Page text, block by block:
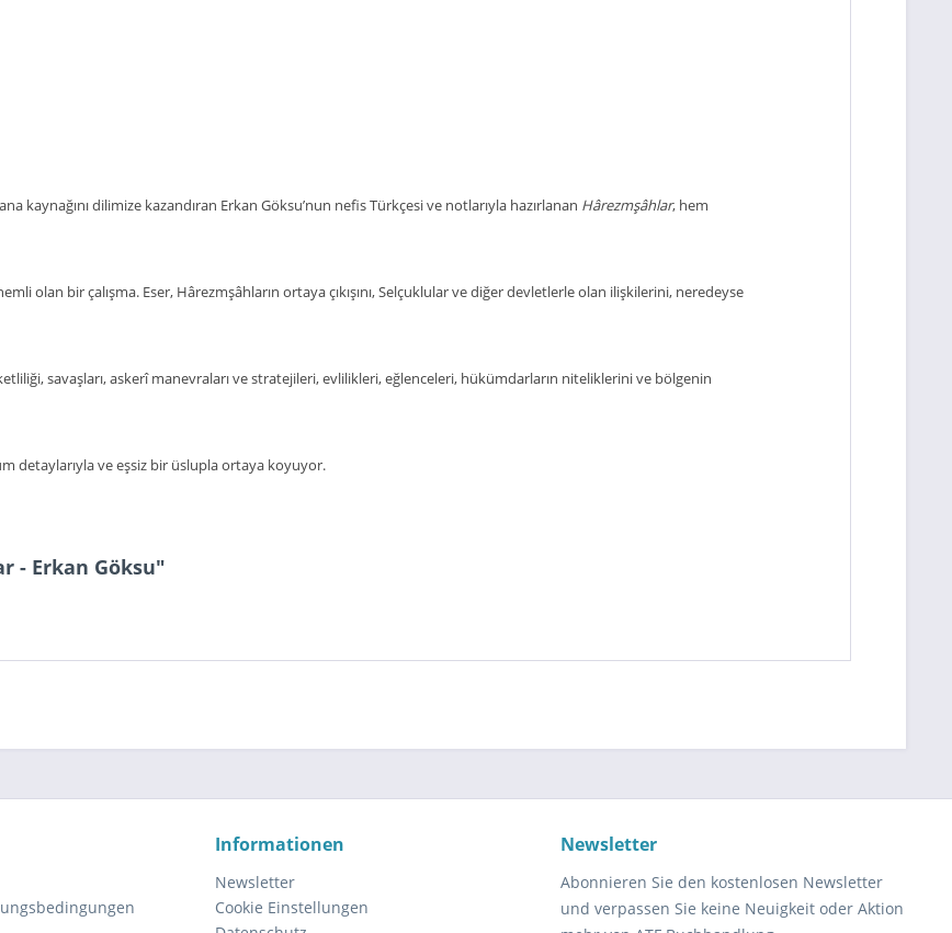
kaynağını dilimize kazandıran Erkan Göksu’nun nefis Türkçesi ve notlarıyla hazırlanan Hârezmşâhlar, hem
olan bir çalışma. Eser, Hârezmşâhların ortaya çıkışını, Selçuklular ve diğer devletlerle olan ilişkilerini, neredeyse
savaşları, askerî manevraları ve stratejileri, evlilikleri, eğlenceleri, hükümdarların niteliklerini ve bölgenin
detaylarıyla ve eşsiz bir üslupla ortaya koyuyor.
- Erkan Göksu"
Informationen
Newsletter
Cookie Einstellungen
Newsletter
Abonnieren Sie den kostenlosen Newsletter
und verpassen Sie keine Neuigkeit oder Aktion